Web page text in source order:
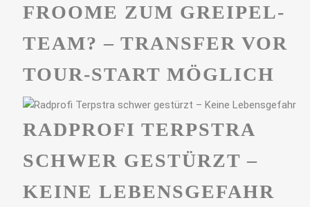
FROOME ZUM GREIPEL-
TEAM? – TRANSFER VOR
TOUR-START MÖGLICH
RADPROFI TERPSTRA
SCHWER GESTÜRZT –
KEINE LEBENSGEFAHR